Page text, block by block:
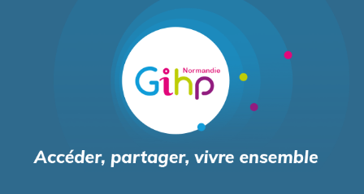
au
contenu
principal